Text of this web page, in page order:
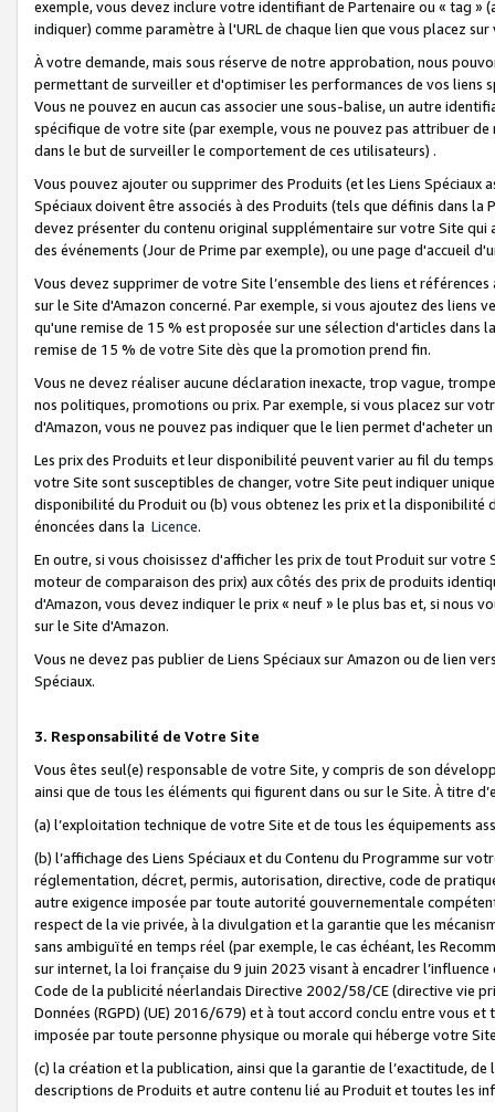
exemple, vous devez inclure votre identifiant de Partenaire ou « tag
indiquer) comme paramètre à l'URL de chaque lien que vous placez
À votre demande, mais sous réserve de notre approbation, nous
permettant de surveiller et d'optimiser les performances de vos liens
Vous ne pouvez en aucun cas associer une sous-balise, un autre
spécifique de votre site (par exemple, vous ne pouvez pas attribuer
dans le but de surveiller le comportement de ces utilisateurs) .
Vous pouvez ajouter ou supprimer des Produits (et les Liens
Spéciaux doivent être associés à des Produits (tels que définis dans
devez présenter du contenu original supplémentaire sur votre Site qui
des événements (Jour de Prime par exemple), ou une page d'accueil
Vous devez supprimer de votre Site l’ensemble des liens et
sur le Site d'Amazon concerné. Par exemple, si vous ajoutez des
qu'une remise de 15 % est proposée sur une sélection d'articles
remise de 15 % de votre Site dès que la promotion prend fin.
Vous ne devez réaliser aucune déclaration inexacte, trop vague,
nos politiques, promotions ou prix. Par exemple, si vous placez sur
d'Amazon, vous ne pouvez pas indiquer que le lien permet d'acheter
Les prix des Produits et leur disponibilité peuvent varier au fil du
votre Site sont susceptibles de changer, votre Site peut indiquer
disponibilité du Produit ou (b) vous obtenez les prix et la disponibilité
énoncées dans la Licence.
En outre, si vous choisissez d'afficher les prix de tout Produit sur
moteur de comparaison des prix) aux côtés des prix de produits
d'Amazon, vous devez indiquer le prix « neuf » le plus bas et, si nous
sur le Site d'Amazon.
Vous ne devez pas publier de Liens Spéciaux sur Amazon ou de lien
Spéciaux.
3. Responsabilité de Votre Site
Vous êtes seul(e) responsable de votre Site, y compris de son
ainsi que de tous les éléments qui figurent dans ou sur le Site. À titre
(a) l’exploitation technique de votre Site et de tous les équipements
(b) l’affichage des Liens Spéciaux et du Contenu du Programme sur
réglementation, décret, permis, autorisation, directive, code de
autre exigence imposée par toute autorité gouvernementale
respect de la vie privée, à la divulgation et la garantie que les
sans ambiguïté en temps réel (par exemple, le cas échéant, les
sur internet, la loi française du 9 juin 2023 visant à encadrer
Code de la publicité néerlandais Directive 2002/58/CE (directive vie
Données (RGPD) (UE) 2016/679) et à tout accord conclu entre vous
imposée par toute personne physique ou morale qui héberge votre
(c) la création et la publication, ainsi que la garantie de l’exactitude,
descriptions de Produits et autre contenu lié au Produit et toutes les